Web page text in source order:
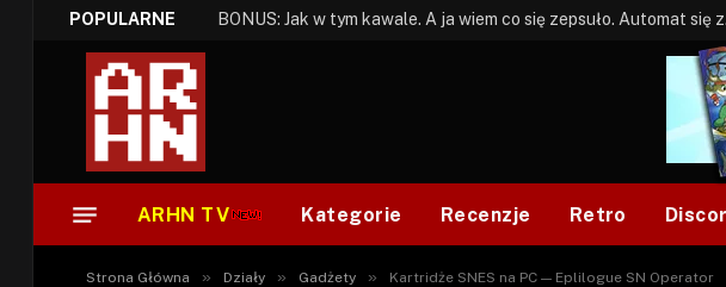
POPULARNE
ARHN TV Kategorie Recenzje Retro
Strona Główna » Działy » Gadżety » Kartridże SNES na PC — Eplilogue SN Operator